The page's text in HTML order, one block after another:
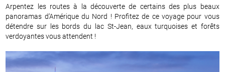
Arpentez les routes à la découverte de certains des plus beaux
panoramas d’Amérique du Nord ! Profitez de ce voyage pour vous
détendre sur les bords du lac St-Jean, eaux turquoises et forêts
verdoyantes vous attendent !